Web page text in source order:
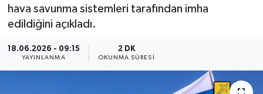
hava savunma sistemleri tarafından imha
edildiğini açıkladı.
18.06.2026 - 09:15
YAYINLANMA
2 DK
OKUNMA SÜRESI